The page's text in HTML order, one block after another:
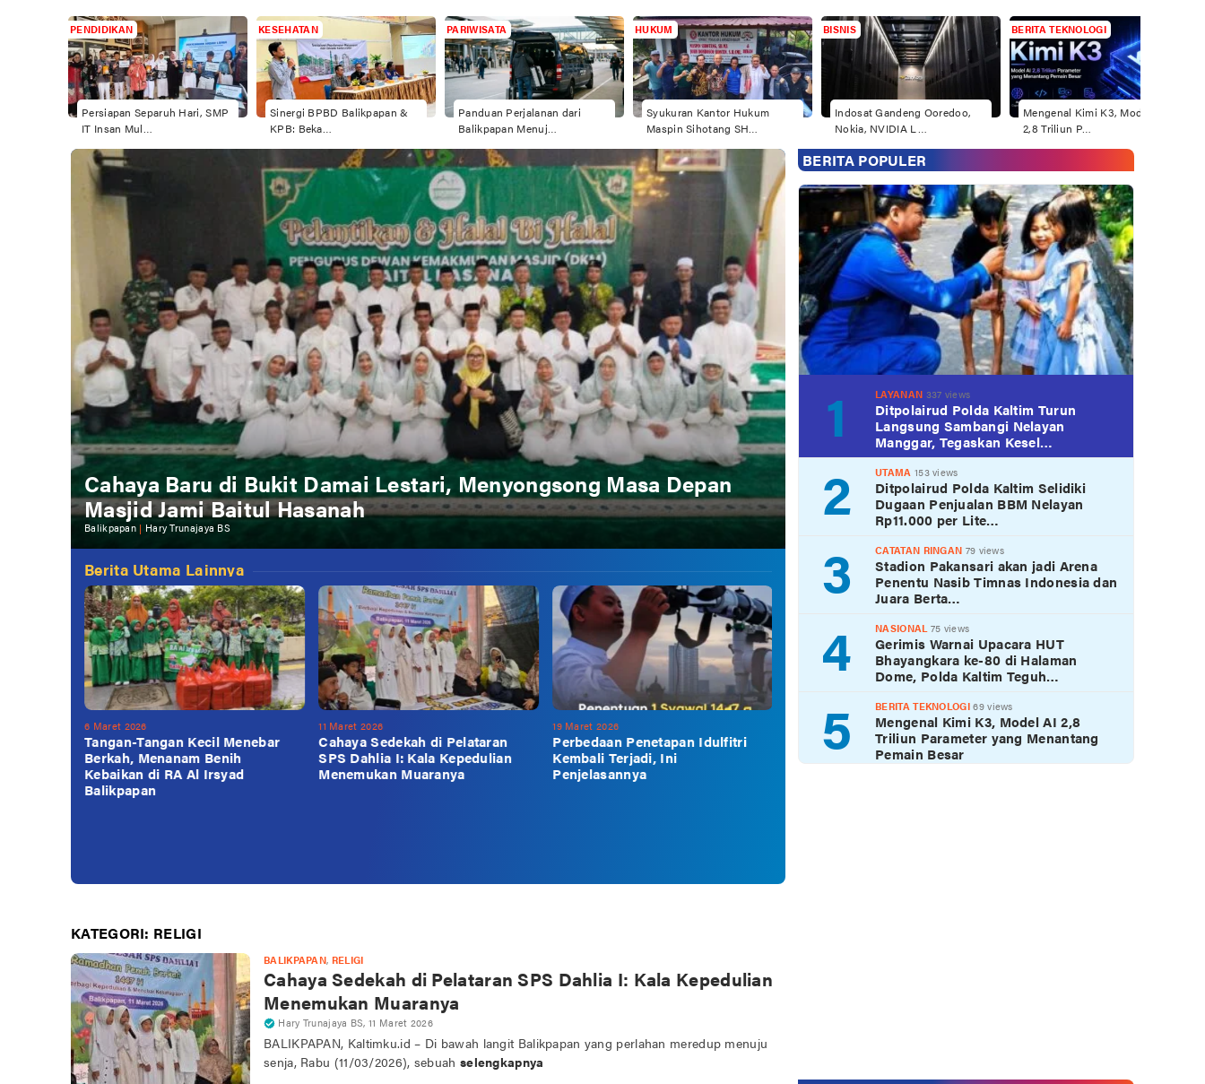
PENDIDIKAN
Persiapan Separuh Hari, SMP
IT Insan Mul…
KESEHATAN
Sinergi BPBD Balikpapan &
KPB: Beka…
PARIWISATA
Panduan Perjalanan dari
Balikpapan Menuj…
HUKUM
Syukuran Kantor Hukum
Maspin Sihotang SH…
BISNIS
Indosat Gandeng Ooredoo,
Nokia, NVIDIA L…
BERITA TEKNOLOGI
Mengenal Kimi K3, Model AI
2,8 Triliun P…
​Cahaya Baru di Bukit Damai Lestari, Menyongsong Masa Depan
Masjid Jami Baitul Hasanah
Balikpapan | Hary Trunajaya BS
Berita Utama Lainnya
6 Maret 2026
Tangan-Tangan Kecil Menebar
Berkah, Menanam Benih
Kebaikan di RA Al Irsyad
Balikpapan
11 Maret 2026
Cahaya Sedekah di Pelataran
SPS Dahlia I: Kala Kepedulian
Menemukan Muaranya
19 Maret 2026
Perbedaan Penetapan Idulfitri
Kembali Terjadi, Ini
Penjelasannya
KATEGORI: RELIGI
BALIKPAPAN, RELIGI
Cahaya Sedekah di Pelataran SPS Dahlia I: Kala Kepedulian
Menemukan Muaranya
Hary Trunajaya BS,11 Maret 2026
​BALIKPAPAN, Kaltimku.id – Di bawah langit Balikpapan yang perlahan meredup menuju
senja, Rabu (11/03/2026), sebuah selengkapnya
BERITA POPULER
1 LAYANAN 337 views
Ditpolairud Polda Kaltim Turun
Langsung Sambangi Nelayan
Manggar, Tegaskan Kesel…
2 UTAMA 153 views
Ditpolairud Polda Kaltim Selidiki
Dugaan Penjualan BBM Nelayan
Rp11.000 per Lite…
3 CATATAN RINGAN 79 views
Stadion Pakansari akan jadi Arena
Penentu Nasib Timnas Indonesia dan
Juara Berta…
4 NASIONAL75 views
Gerimis Warnai Upacara HUT
Bhayangkara ke-80 di Halaman
Dome, Polda Kaltim Teguh…
5 BERITA TEKNOLOGI 69 views
Mengenal Kimi K3, Model AI 2,8
Triliun Parameter yang Menantang
Pemain Besar